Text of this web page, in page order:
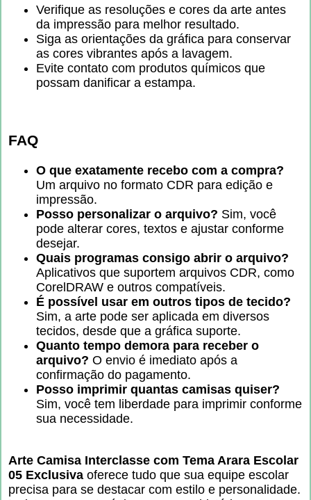
Verifique as resoluções e cores da arte antes
da impressão para melhor resultado.
Siga as orientações da gráfica para conservar
as cores vibrantes após a lavagem.
Evite contato com produtos químicos que
possam danificar a estampa.
FAQ
O que exatamente recebo com a compra?
Um arquivo no formato CDR para edição e
impressão.
Posso personalizar o arquivo? Sim, você
pode alterar cores, textos e ajustar conforme
desejar.
Quais programas consigo abrir o arquivo?
Aplicativos que suportem arquivos CDR, como
CorelDRAW e outros compatíveis.
É possível usar em outros tipos de tecido?
Sim, a arte pode ser aplicada em diversos
tecidos, desde que a gráfica suporte.
Quanto tempo demora para receber o
arquivo? O envio é imediato após a
confirmação do pagamento.
Posso imprimir quantas camisas quiser?
Sim, você tem liberdade para imprimir conforme
sua necessidade.
Arte Camisa Interclasse com Tema Arara Escolar
05 Exclusiva oferece tudo que sua equipe escolar
precisa para se destacar com estilo e personalidade.